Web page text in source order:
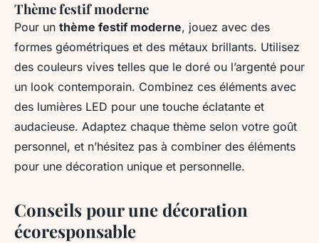
Thème festif moderne
Pour un thème festif moderne, jouez avec des
formes géométriques et des métaux brillants. Utilisez
des couleurs vives telles que le doré ou l’argenté pour
un look contemporain. Combinez ces éléments avec
des lumières LED pour une touche éclatante et
audacieuse. Adaptez chaque thème selon votre goût
personnel, et n’hésitez pas à combiner des éléments
pour une décoration unique et personnelle.
Conseils pour une décoration
écoresponsable